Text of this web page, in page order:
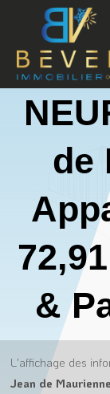
de
&
L'affichage des
Jean de